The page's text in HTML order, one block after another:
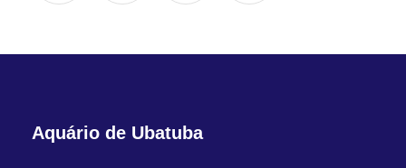
Aquário de Ubatuba